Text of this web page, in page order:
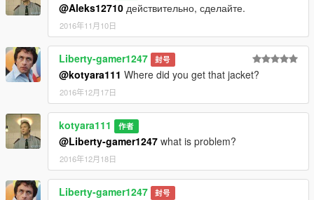
@Aleks12710 действительно, сделайте.
2016年11月10日
Liberty-gamer1247 封号
@kotyara111 Where did you get that jacket?
2016年12月17日
kotyara111 作者
@Liberty-gamer1247 what is problem?
2016年12月18日
Liberty-gamer1247 封号